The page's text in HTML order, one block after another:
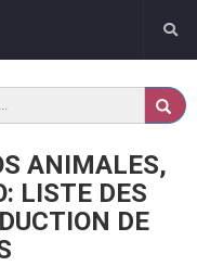
ANIMALES,
LISTE DES
DE